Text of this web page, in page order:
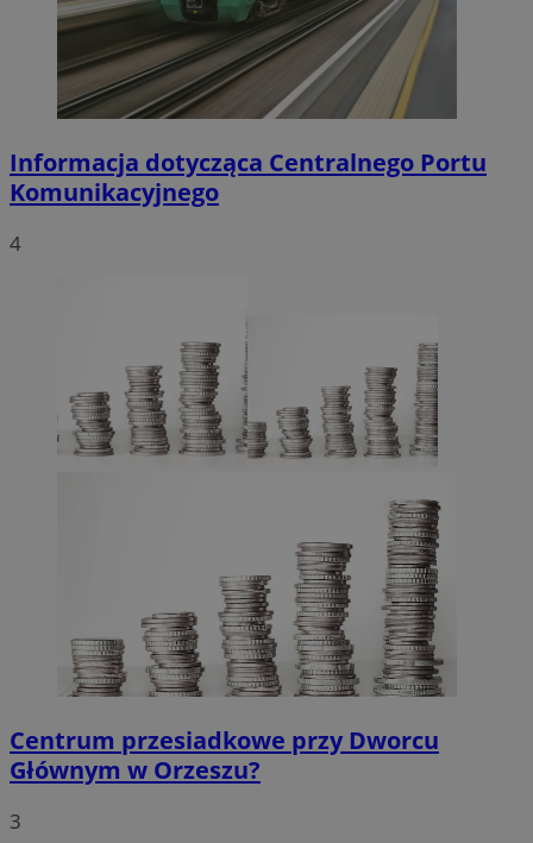
Informacja dotycząca Centralnego Portu
Komunikacyjnego
4
Centrum przesiadkowe przy Dworcu
Głównym w Orzeszu?
3